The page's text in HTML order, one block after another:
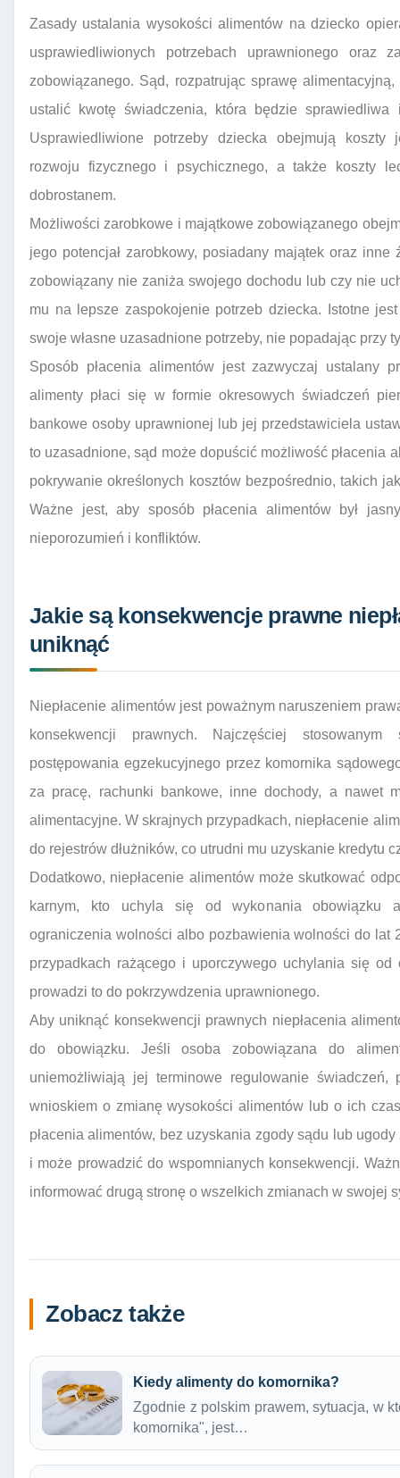
Zasady ustalania wysokości alimentów na dziecko
usprawiedliwionych potrzebach uprawnionego oraz
zobowiązanego. Sąd, rozpatrując sprawę
ustalić kwotę świadczenia, która będzie
Usprawiedliwione potrzeby dziecka obejmują koszty
rozwoju fizycznego i psychicznego, a także koszty
dobrostanem.
Możliwości zarobkowe i majątkowe zobowiązanego
jego potencjał zarobkowy, posiadany majątek oraz
zobowiązany nie zaniża swojego dochodu lub czy nie
mu na lepsze zaspokojenie potrzeb dziecka. Istotne
swoje własne uzasadnione potrzeby, nie popadając przy
Sposób płacenia alimentów jest zazwyczaj ustalany
alimenty płaci się w formie okresowych świadczeń
bankowe osoby uprawnionej lub jej przedstawiciela
to uzasadnione, sąd może dopuścić możliwość płacenia
pokrywanie określonych kosztów bezpośrednio, takich
Ważne jest, aby sposób płacenia alimentów był
nieporozumień i konfliktów.
Jakie są konsekwencje prawne
uniknąć
Niepłacenie alimentów jest poważnym naruszeniem
konsekwencji prawnych. Najczęściej
postępowania egzekucyjnego przez komornika
za pracę, rachunki bankowe, inne dochody, a nawet
alimentacyjne. W skrajnych przypadkach, niepłacenie
do rejestrów dłużników, co utrudni mu uzyskanie kredytu
Dodatkowo, niepłacenie alimentów może skutkować
karnym, kto uchyla się od wykonania obowiązku
ograniczenia wolności albo pozbawienia wolności do lat
przypadkach rażącego i uporczywego uchylania się od
prowadzi to do pokrzywdzenia uprawnionego.
Aby uniknąć konsekwencji prawnych niepłacenia
do obowiązku. Jeśli osoba zobowiązana do
uniemożliwiają jej terminowe regulowanie
wnioskiem o zmianę wysokości alimentów lub o ich
płacenia alimentów, bez uzyskania zgody sądu lub
i może prowadzić do wspomnianych konsekwencji.
informować drugą stronę o wszelkich zmianach w swojej
Zobacz także
Kiedy alimenty do komornika?
Zgodnie z polskim prawem, sytuacja, w
komornika", jest…